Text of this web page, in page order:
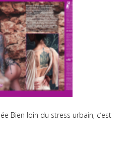
Bien loin du stress urbain, c’est